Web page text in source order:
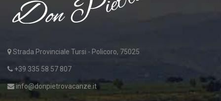
Strada Provinciale Tursi - Policoro, 75025
+39 335 58 57 807
info@donpietrovacanze.it